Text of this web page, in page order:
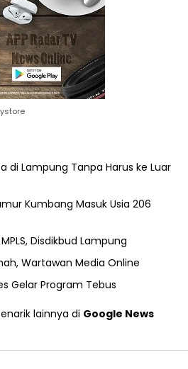
di Lampung Tanpa Harus ke Luar
Kumbang Masuk Usia 206
Disdikbud Lampung
Wartawan Media Online
Gelar Program Tebus
lainnya di Google News